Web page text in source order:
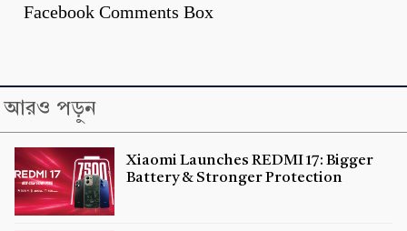
Facebook Comments Box
আরও পড়ুন
Xiaomi Launches REDMI 17: Bigger
Battery & Stronger Protection